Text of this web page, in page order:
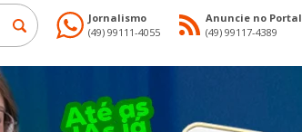
Jornalismo
(49) 99111-4055
Anuncie no Portal
(49) 99117-4389